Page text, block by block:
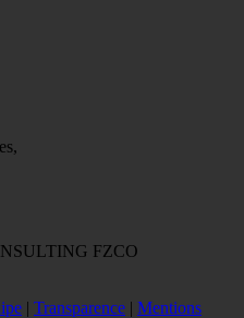
FZCO
| Transparence | Mentions